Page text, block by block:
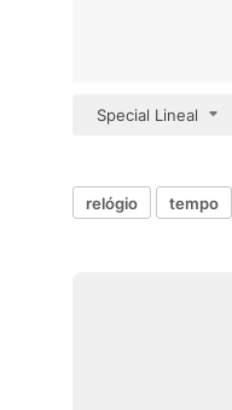
Special Lineal
relógio tempo